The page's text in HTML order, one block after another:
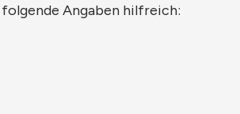
Angaben hilfreich: